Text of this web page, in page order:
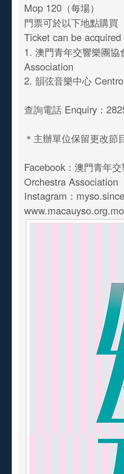
Mop 120（每場）
門票可於以下地點購買
Ticket can be
1. 澳門青年交響樂團
Association
2. 韻弦音樂中心
查詢電話 Enquiry：
＊主辦單位保留更改節
Facebook：澳門青年
Orchestra Association
Instagram：
www.macauyso.org.mo